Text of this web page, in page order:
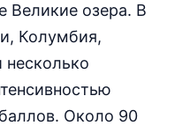
Великие озера. В
Колумбия,
несколько
Около 90